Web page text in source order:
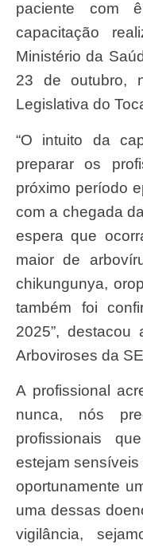
paciente com
capacitação
Ministério da
23 de outubro,
Legislativa do
“O intuito da capacitação é, principalmente,
preparar os
próximo período
com a chegada
espera que
maior de
chikungunya,
também foi
2025”,
Arboviroses da
A profissional acrescentou que, “mais do que
nunca, nós
profissionais
estejam
oportunamente
uma dessas
vigilância,